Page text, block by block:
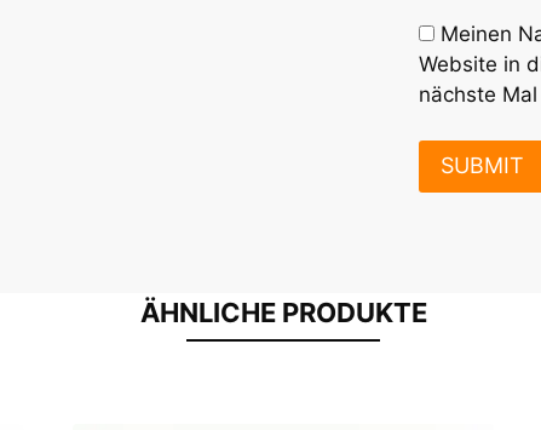
Meinen
Website in
nächste
ÄHNLICHE PRODUKTE